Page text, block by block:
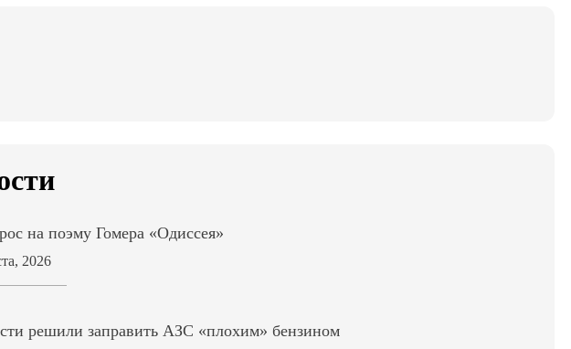
на поэму Гомера «Одиссея»
2026
решили заправить АЗС «плохим» бензином